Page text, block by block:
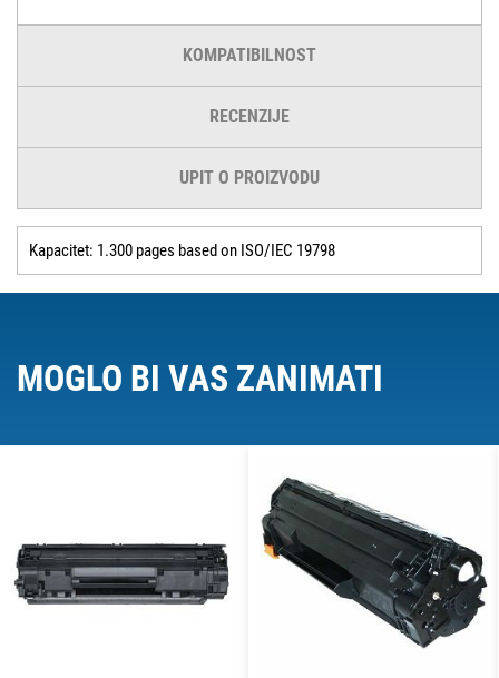
KOMPATIBILNOST
RECENZIJE
UPIT O PROIZVODU
Kapacitet: 1.300 pages based on ISO/IEC 19798
MOGLO BI VAS ZANIMATI